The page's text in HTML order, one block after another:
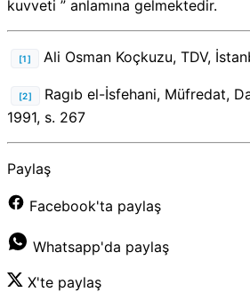
kuvveti ” anlamına gelmektedir.
[1] Ali Osman Koçkuzu, TDV,
[2]
Ragıb el-İsfehani, Müfredat,
1991, s. 267
Paylaş
Facebook'ta paylaş
Whatsapp'da paylaş
X'te paylaş